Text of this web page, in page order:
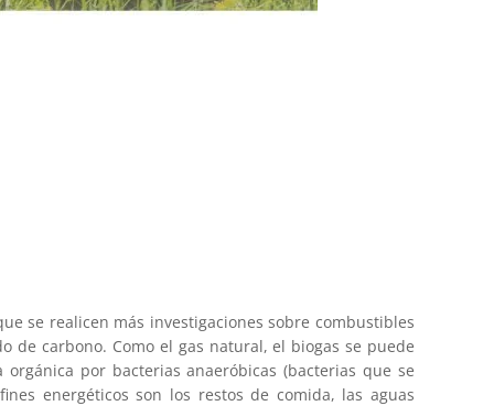
se realicen más investigaciones sobre combustibles
de carbono. Como el gas natural, el biogas se puede
por bacterias anaeróbicas (bacterias que se
energéticos son los restos de comida, las aguas